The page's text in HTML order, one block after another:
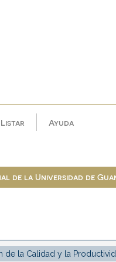
Listar Ayuda
de la Universidad de